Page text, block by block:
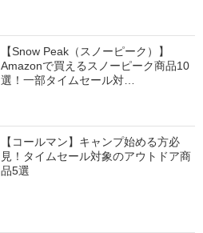
【Snow Peak（スノーピーク）】
Amazonで買えるスノーピーク商品10
選！一部タイムセール対…
【コールマン】キャンプ始める方必
見！タイムセール対象のアウトドア商
品5選